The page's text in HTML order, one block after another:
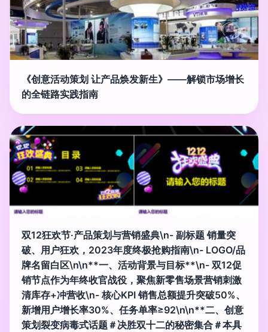
《创意活动策划 让产品焕发新生》——解锁市场增长
的全链路实践指南
双12狂欢节·产品策划与营销盛典\n- 副标题 销量突
破、用户狂欢，2023年度终极抢购指南\n- LOGO/品
牌名留白区\n\n**一、活动背景与目标**\n- 双12促
销节点作为年终收官战役，聚焦新零售场景营销刺激
清库存+冲营收\n- 核心KPI 销售总额提升突破50%、
新增用户增长率30%、任务单率≥92\n\n**二、创意
策划裂变病毒式话题＃决胜双十二的秘密集合＃本具